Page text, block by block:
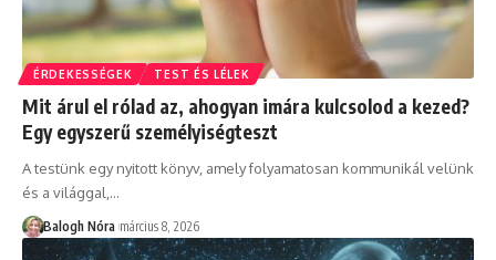
ÉRDEKESSÉGEK TEST ÉS LÉLEK
Mit árul el rólad az, ahogyan imára kulcsolod a kezed?
Egy egyszerű személyiségteszt
A testünk egy nyitott könyv, amely folyamatosan kommunikál velünk
és a világgal, …
Balogh Nóra március 8, 2026